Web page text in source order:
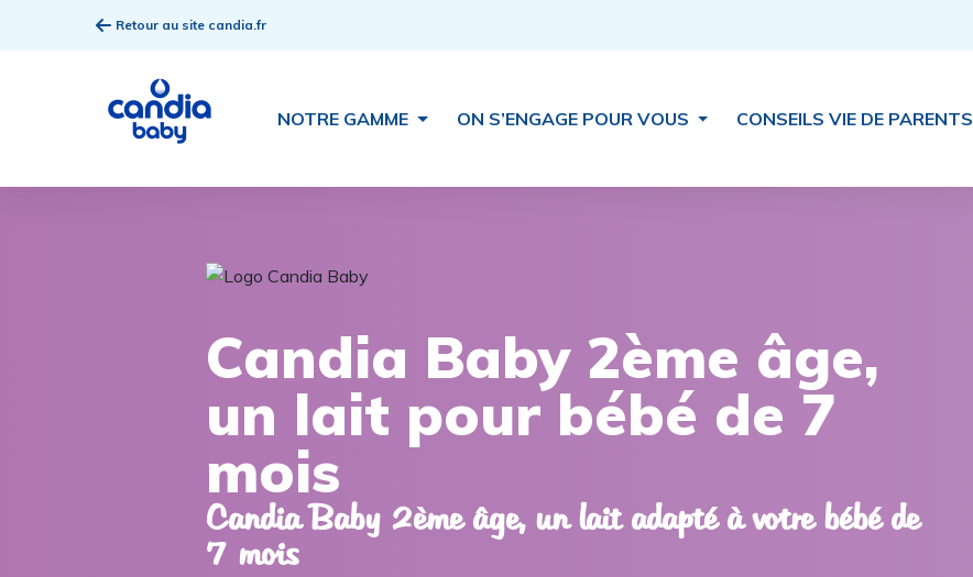
Retour au site candia.fr
NOTRE GAMME ON S’ENGAGE POUR VOUS CONSEILS VIE DE PARENTS
Candia Baby 2ème âge,
un lait pour bébé de 7
mois
Candia Baby 2ème âge, un lait adapté à votre bébé de
7 mois